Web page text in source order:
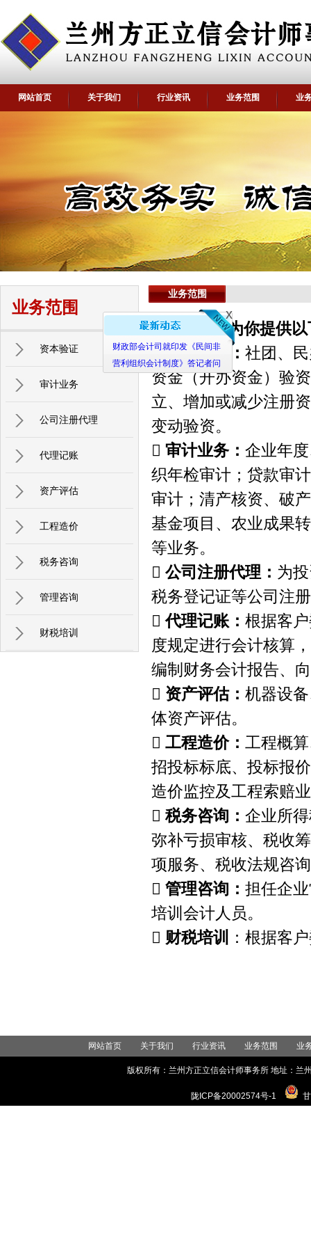
网站首页 关于我们 行业资讯 业务范围 业
业务范围
资本验证
审计业务
公司注册代理
代理记账
资产评估
工程造价
税务咨询
管理咨询
财税培训
业务范围
本所竭诚为你提供
资本验证： 社团、
资金（开办资金）验
立、增加或减少注册
变动验资。
 审计业务： 企业年
织年检审计；贷款审
审计；清产核资、破
基金项目、农业成果
等业务。
 公司注册代理： 为
税务登记证等公司注
代理记账： 根据客
度规定进行会计核算
编制财务会计报告、
 资产评估： 机器设
体资产评估。
 工程造价： 工程概
招投标标底、投标报
造价监控及工程索赔
 税务咨询： 企业所
弥补亏损审核、税收
项服务、税收法规咨
 管理咨询： 担任企
培训会计人员。
 财税培训 ：根据客
网站首页 关于我们 行业资讯 业务范围 业
版权所有：兰州方正立信会计师事务所 地址：
陇ICP备20002574号-1
x
财政部会计司就印发《民间非
营利组织会计制度》答记者问